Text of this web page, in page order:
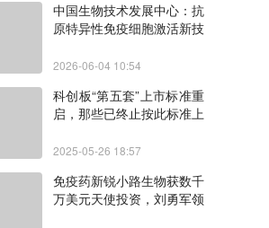
中国生物技术发展中心：抗
原特异性免疫细胞激活新技
版）
2026-06-04 10:54
科创板“第五套”上市标准重
启，那些已终止按此标准上
2025-05-26 18:57
免疫药新锐小路生物获数千
万美元天使投资，刘勇军领